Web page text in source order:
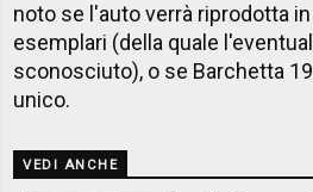
noto se l'auto verrà riprodotta
esemplari (della quale
sconosciuto), o se Barchetta
unico.
VEDI ANCHE